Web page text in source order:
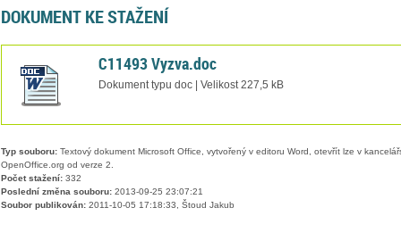
DOKUMENT KE STAŽENÍ
C11493 Vyzva.doc
Dokument typu doc | Velikost 227,5 kB
Typ souboru:Textový dokument Microsoft Office, vytvořený v editoru Word, otevřít lze v
OpenOffice.org od verze 2.
Počet stažení:332
Poslední změna souboru:2013-09-25 23:07:21
Soubor publikován:2011-10-05 17:18:33, Štoud Jakub